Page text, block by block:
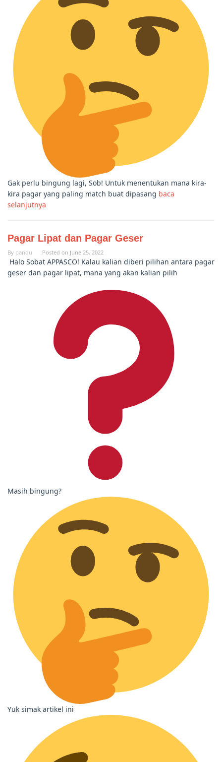
Gak perlu bingung lagi, Sob! Untuk menentukan mana kira-
kira pagar yang paling match buat dipasang baca
selanjutnya
Pagar Lipat dan Pagar Geser
By pandu Posted on June 25, 2022
Halo Sobat APPASCO! Kalau kalian diberi pilihan antara pagar
geser dan pagar lipat, mana yang akan kalian pilih
Masih bingung?
Yuk simak artikel ini